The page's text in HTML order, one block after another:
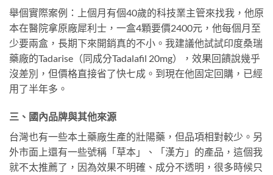
舉個實際案例：上個月有個40歲的科技業主管來找我，他原
本在醫院拿原廠犀利士，一盒4顆要價2400元，他每個月至
少要兩盒，長期下來開銷真的不小。我建議他試試印度桑瑞
藥廠的Tadarise（同成分Tadalafil 20mg），效果回饋說幾乎
沒差別，但價格直接省了快七成。到現在他固定回購，已經
用了半年多。
三、國內品牌與其他來源
台灣也有一些本土藥廠生產的壯陽藥，但品項相對較少。另
外市面上還有一些號稱「草本」、「漢方」的產品，這個我
就不太推薦了，因為效果不明確、成分不透明，很多時候只